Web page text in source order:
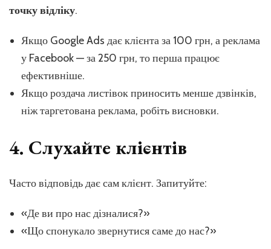
точку відліку.
Якщо Google Ads дає клієнта за 100 грн, а реклама
у Facebook — за 250 грн, то перша працює
ефективніше.
Якщо роздача листівок приносить менше дзвінків,
ніж таргетована реклама, робіть висновки.
4. Слухайте клієнтів
Часто відповідь дає сам клієнт. Запитуйте:
«Де ви про нас дізналися?»
«Що спонукало звернутися саме до нас?»